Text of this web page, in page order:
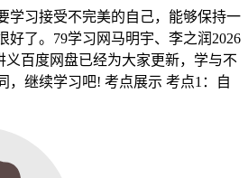
学习接受不完美的自己，能够保持一
好了。79学习网马明宇、李之润2026
百度网盘已经为大家更新，学与不
，继续学习吧! 考点展示 考点1：自